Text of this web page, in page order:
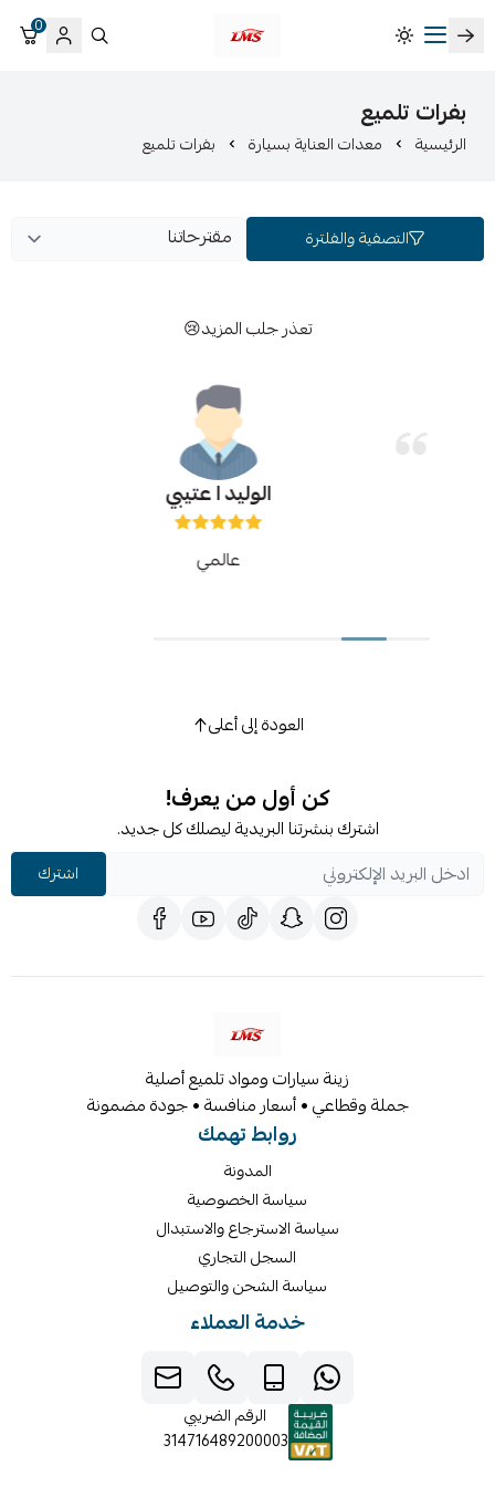
متجر لمسات الشرقية لزينة سيارات LMS
0
بفرات تلميع
الرئيسية معدات العناية بسيارة بفرات تلميع
التصفية والفلترة
تعذر جلب المزيد😢
الوليد ا عتيبي
عالمي
العودة إلى أعلى
كن أول من يعرف!
اشترك بنشرتنا البريدية ليصلك كل جديد.
اشترك
زينة سيارات ومواد تلميع أصلية
جملة وقطاعي • أسعار منافسة • جودة مضمونة
روابط تهمك
المدونة
سياسة الخصوصية
سياسة الاسترجاع والاستبدال
السجل التجاري
سياسة الشحن والتوصيل
خدمة العملاء
الرقم الضريبي
314716489200003